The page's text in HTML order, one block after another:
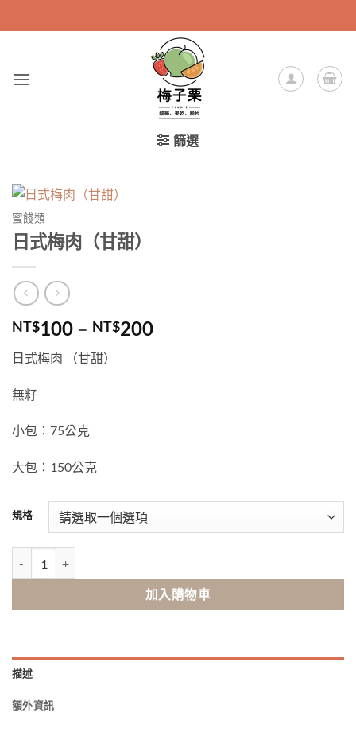
to
篩選
蜜餞類
日式梅肉（甘甜）
NT$100 – NT$200
日式梅肉 （甘甜）
無籽
小包：75公克
大包：150公克
規格
加入購物車
描述
額外資訊